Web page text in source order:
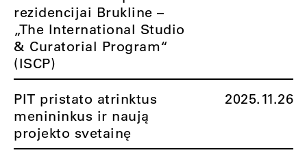
rezidencijai Brukline –
„The International Studio
& Curatorial Program“
(ISCP)
PIT pristato atrinktus
menininkus ir naują
projekto svetainę
2025.11.26